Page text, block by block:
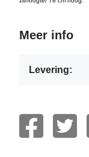
Meer info
Levering: